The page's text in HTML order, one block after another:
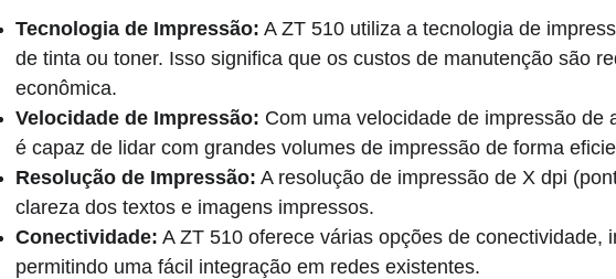
Tecnologia de Impressão: A ZT 510 utiliza a tecnologia de
de tinta ou toner. Isso significa que os custos de manutenção são
econômica.
Velocidade de Impressão: Com uma velocidade de impressão
é capaz de lidar com grandes volumes de impressão de forma
Resolução de Impressão: A resolução de impressão de X dpi
clareza dos textos e imagens impressos.
Conectividade: A ZT 510 oferece várias opções de conectividade,
permitindo uma fácil integração em redes existentes.